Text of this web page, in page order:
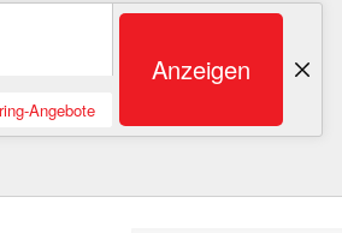
Angebote
Anzeigen